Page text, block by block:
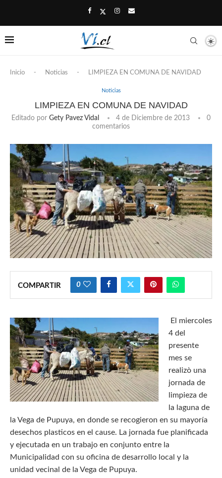
Inicio - Noticias - LIMPIEZA EN COMUNA DE NAVIDAD
Noticias
LIMPIEZA EN COMUNA DE NAVIDAD
Editado por Gety Pavez Vidal 4 de Diciembre de 2013
0
comentarios
COMPARTIR 0
El miercoles
4 del
presente
mes se
realizò una
jornada de
limpieza de
la laguna de
la Vega de Pupuya, en donde se recogieron en su mayoría
desechos plasticos en el cause. La jornada fue planificada
y ejecutada en un trabajo en conjunto entre la
Municipalidad con su oficina de desarrollo local y la
unidad vecinal de la Vega de Pupuya.